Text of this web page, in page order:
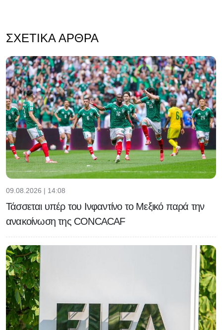
ΣΧΕΤΙΚΆ ΆΡΘΡΑ
09.08.2026 | 14:08
Τάσσεται υπέρ του Ινφαντίνο το Μεξικό παρά την
ανακοίνωση της CONCACAF